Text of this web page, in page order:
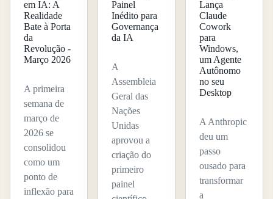
em IA: A
Realidade
Bate à Porta
da
Revolução -
Março 2026
A primeira
semana de
março de
2026 se
consolidou
como um
ponto de
inflexão para
Painel
Inédito para
Governança
da IA
A
Assembleia
Geral das
Nações
Unidas
aprovou a
criação do
primeiro
painel
Lança
Claude
Cowork
para
Windows,
um Agente
Autônomo
no seu
Desktop
A Anthropic
deu um
passo
ousado para
transformar
a